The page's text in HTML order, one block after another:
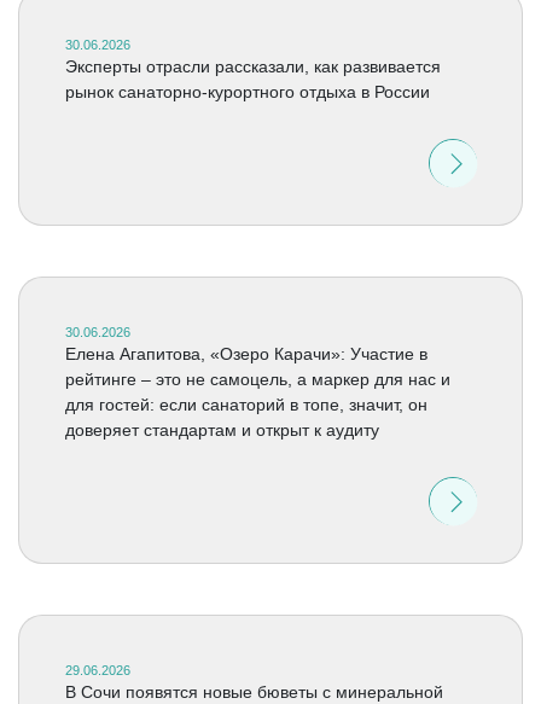
30.06.2026
Эксперты отрасли рассказали, как развивается
рынок санаторно-курортного отдыха в России
30.06.2026
Елена Агапитова, «Озеро Карачи»: Участие в
рейтинге – это не самоцель, а маркер для нас и
для гостей: если санаторий в топе, значит, он
доверяет стандартам и открыт к аудиту
29.06.2026
В Сочи появятся новые бюветы с минеральной